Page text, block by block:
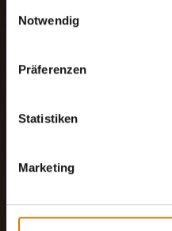
Notwendig
Präferenzen
Statistiken
Marketing